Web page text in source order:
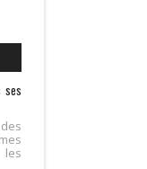
ses
les